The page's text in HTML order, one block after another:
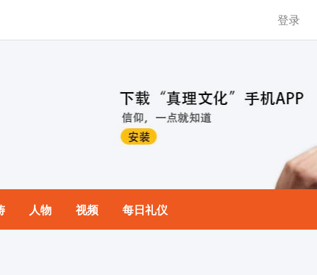
登录
人物 视频 每日礼仪